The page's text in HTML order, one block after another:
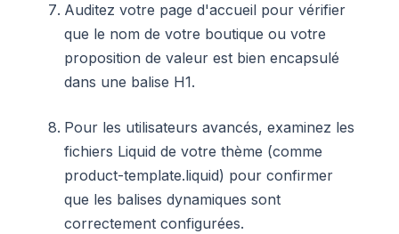
Auditez votre page d'accueil pour vérifier
que le nom de votre boutique ou votre
proposition de valeur est bien encapsulé
dans une balise H1.
Pour les utilisateurs avancés, examinez les
fichiers Liquid de votre thème (comme
product-template.liquid) pour confirmer
que les balises dynamiques sont
correctement configurées.